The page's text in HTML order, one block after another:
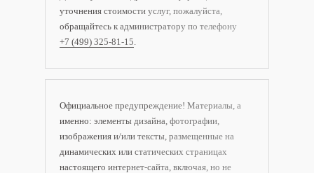
уточнения стоимости услуг, пожалуйста,
обращайтесь к администратору по телефону
+7 (499) 325-81-15
Официальное предупреждение! Материалы, а
именно: элементы дизайна, фотографии,
изображения и/или тексты, размещенные на
динамических или статических страницах
настоящего интернет-сайта, включая, но не